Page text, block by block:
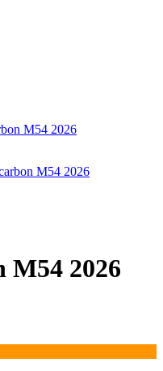
M54 2026
M54 2026